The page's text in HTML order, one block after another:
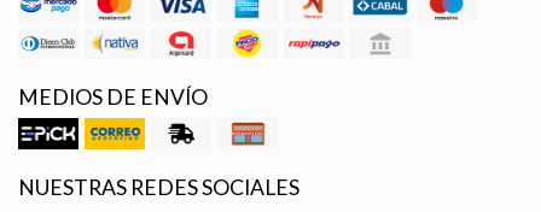
MEDIOS DE ENVÍO
NUESTRAS REDES SOCIALES